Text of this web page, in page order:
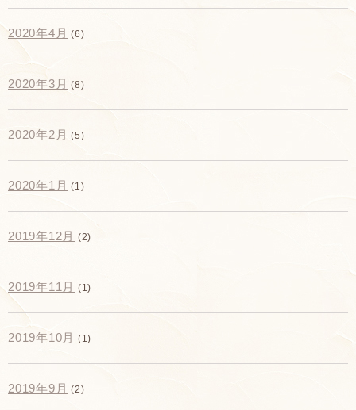
2020年4月 (6)
2020年3月 (8)
2020年2月 (5)
2020年1月 (1)
2019年12月 (2)
2019年11月 (1)
2019年10月 (1)
2019年9月 (2)